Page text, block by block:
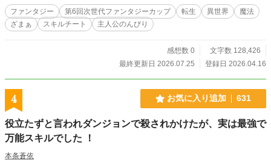
外など分かる筈もなく、セフェラードはのんびりダンジョンで暮らしていく事に
なります。 無断転載、作者の許可なきAI利用を禁じます。
ファンタジー 第6回次世代ファンタジーカップ 転生 異世界
魔法
ざまぁ
スキルチート 主人公のんびり
感想数 0
文字数 128,426
最終更新日 2026.07.25
登録日 2026.04.16
4 お気に入り追加 631
役立たずと言われダンジョンで殺されかけたが、実は最強で
万能スキルでした ！
本条蒼依